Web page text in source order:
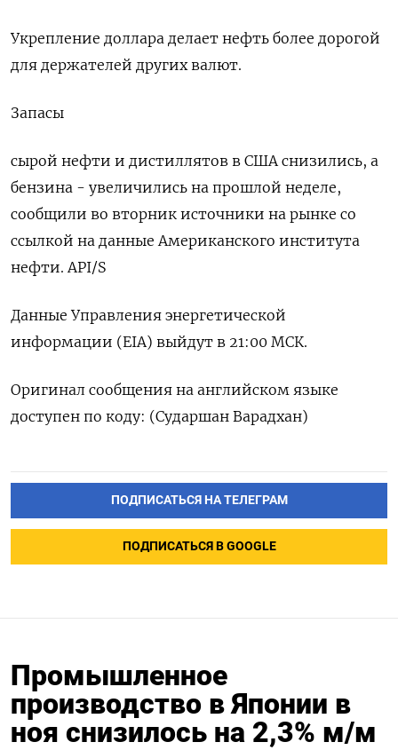
Укрепление доллара делает нефть более дорогой
для держателей других валют.
Запасы
сырой нефти и дистиллятов в США снизились, а
бензина - увеличились на прошлой неделе,
сообщили во вторник источники на рынке со
ссылкой на данные Американского института
нефти. API/S
Данные Управления энергетической
информации (EIA) выйдут в 21:00 МСК.
Оригинал сообщения на английском языке
доступен по коду: (Сударшан Варадхан)
ПОДПИСАТЬСЯ НА ТЕЛЕГРАМ
ПОДПИСАТЬСЯ В GOOGLE
Промышленное
производство в Японии в
ноя снизилось на 2,3% м/м